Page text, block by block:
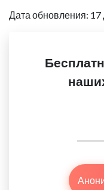
Дата обновления: